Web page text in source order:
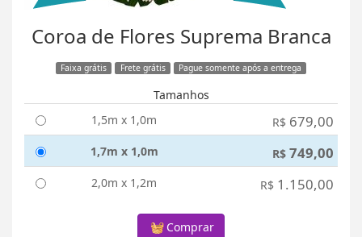
Coroa de Flores Suprema Branca
Faixa grátis Frete grátis Pague somente após a entrega
Tamanhos
1,5m x 1,0m
R$ 679,00
1,7m x 1,0m R$ 749,00
2,0m x 1,2m R$ 1.150,00
Comprar